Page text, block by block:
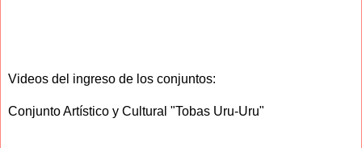
Videos del ingreso de los conjuntos:
Conjunto Artístico y Cultural "Tobas Uru-Uru"